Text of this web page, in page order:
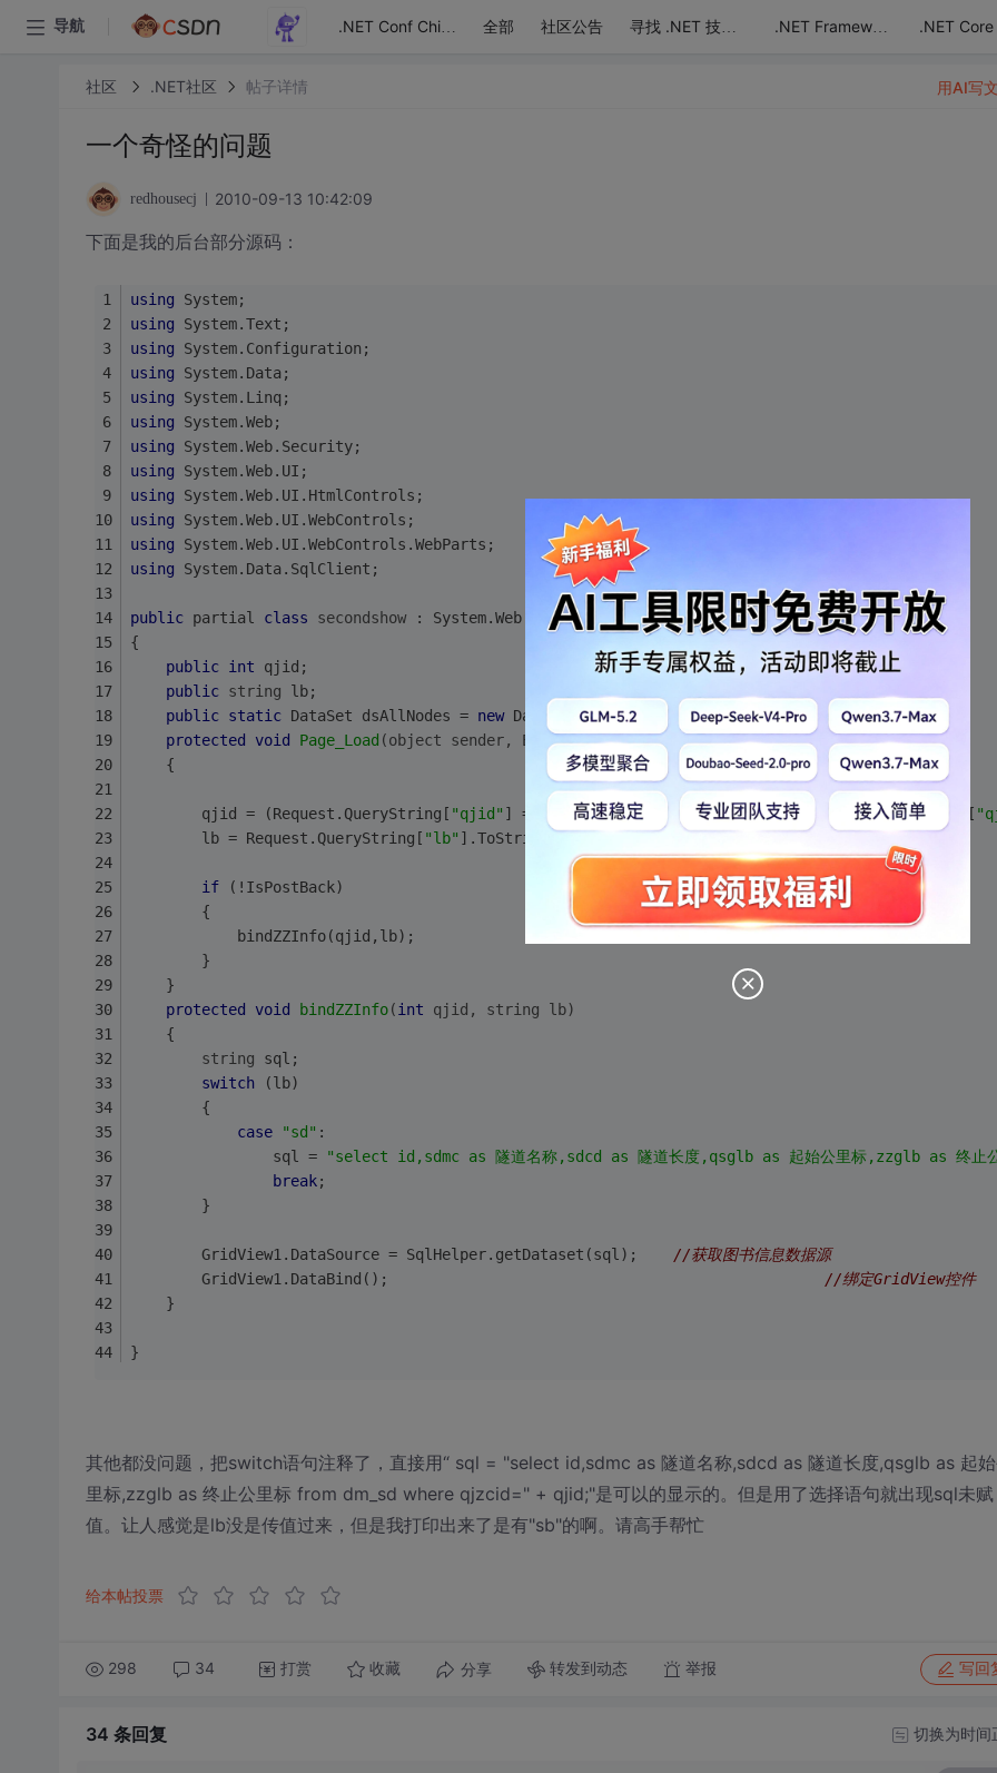
导航 .NET Conf China 全部 社区公告 寻找 .NET 技术达人 .NET Framework .NET Core
社区 .NET社区 帖子详情
一个奇怪的问题
redhousecj 2010-09-13 10:42:09
下面是我的后台部分源码：
using System;
using System.Text;
using System.Configuration;
using System.Data;
using System.Linq;
using System.Web;
using System.Web.Security;
using System.Web.UI;
using System.Web.UI.HtmlControls;
using System.Web.UI.WebControls;
using System.Web.UI.WebControls.WebParts;
using System.Data.SqlClient;
public partial class secondshow :
System.Web.UI.Page
{
public int qjid;
public string lb;
public static DataSet dsAllNodes = new DataSet();
protected
void Page_Load (object sender, EventArgs e)
    {
        qjid = (Request.QueryString[
"qjid" ] == null) ? 0 : Convert.ToInt32(Request.QueryString[
        lb = Request.QueryString[
"lb" ].ToString();
if (!IsPostBack)
        {
            bindZZInfo(qjid,lb);
        }
    }
protected
void bindZZInfo(int qjid, string lb)
    {
string sql;
switch (lb)
        {
case
"sd" :
                sql =
"select id,sdmc as 隧道名称,sdcd as 隧道长度,qsglb as 起始公里标,zzglb as 终止
break;
        }
        GridView1.DataSource = SqlHelper.getDataset(sql);
//获取图书信息数据源
        GridView1.DataBind();
//绑定GridView控件
    }
}
其他都没问题，把switch语句注释了，直接用“ sql = "select id,sdmc as 隧道名称,sdcd as 隧道长度,qsglb as 起
里标,zzglb as 终止公里标 from dm_sd where qjzcid=" + qjid;"是可以的显示的。但是用了选择语句就出现sql未赋
值。让人感觉是lb没是传值过来，但是我打印出来了是有"sb"的啊。请高手帮忙
给本帖投票
298 34 打赏 收藏 分享 转发到动态 举报 写回
用AI写
34 条回复 切换为时间